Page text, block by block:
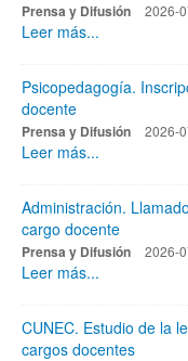
Prensa y Difusión 2026-
Leer más...
Psicopedagogía.
docente
Prensa y Difusión 2026-
Leer más...
Administración.
cargo docente
Prensa y Difusión 2026-
Leer más...
CUNEC. Estudio de la
cargos docentes